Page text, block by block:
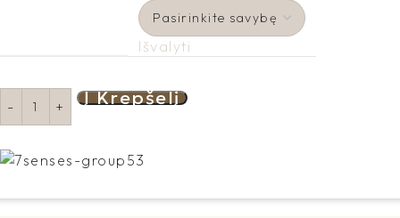
Išvalyti
Į Krepšelį